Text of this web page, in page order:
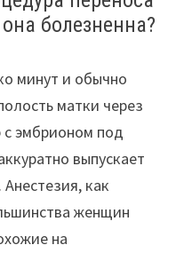
болезненна?
минут и обычно
матки через
с эмбрионом под
выпускает
как
женщин
на